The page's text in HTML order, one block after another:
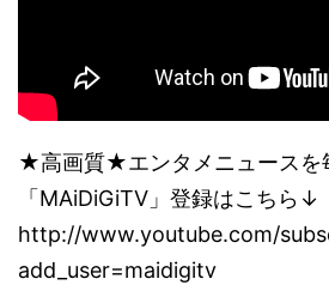
★高画質★エンタメニュースを
「MAiDiGiTV」登録はこちら↓
http://www.youtube.com/
add_user=maidigitv